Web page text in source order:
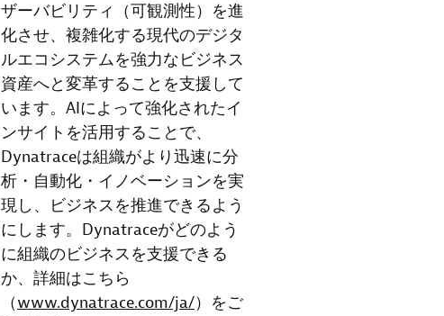
ザーバビリティ（可観測性）を進
化させ、複雑化する現代のデジタ
ルエコシステムを強力なビジネス
資産へと変革することを支援して
います。AIによって強化されたイ
ンサイトを活用することで、
Dynatraceは組織がより迅速に分
析・自動化・イノベーションを実
現し、ビジネスを推進できるよう
にします。Dynatraceがどのよう
に組織のビジネスを支援できる
か、詳細はこちら
（www.dynatrace.com/ja/）をご